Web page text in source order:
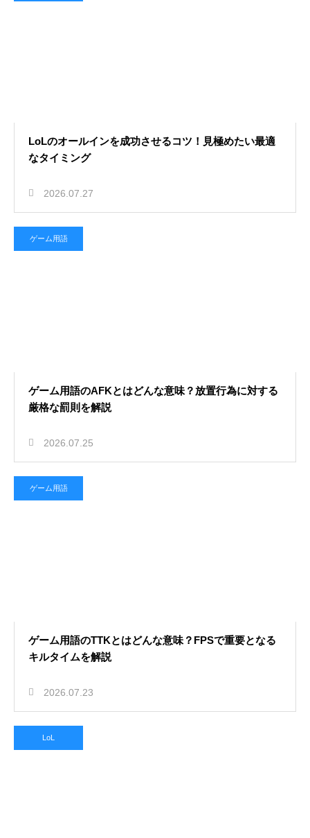
LoLのオールインを成功させるコツ！見極めたい最適
なタイミング
2026.07.27
ゲーム用語
ゲーム用語のAFKとはどんな意味？放置行為に対する
厳格な罰則を解説
2026.07.25
ゲーム用語
ゲーム用語のTTKとはどんな意味？FPSで重要となる
キルタイムを解説
2026.07.23
LoL